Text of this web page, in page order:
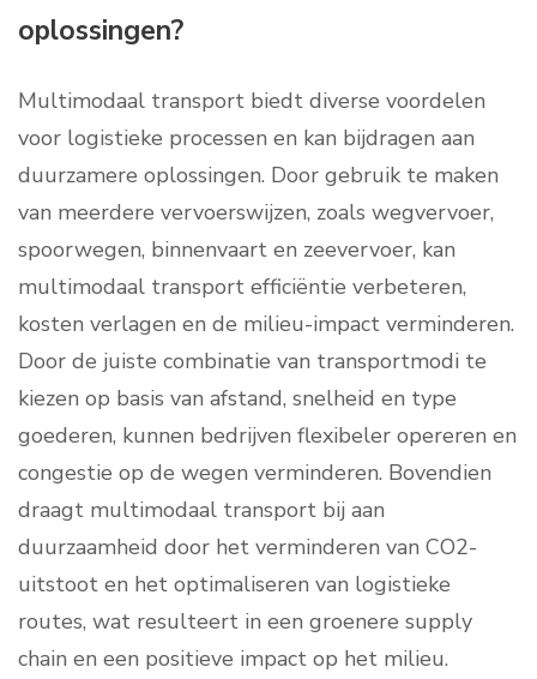
oplossingen?
Multimodaal transport biedt diverse voordelen
voor logistieke processen en kan bijdragen aan
duurzamere oplossingen. Door gebruik te maken
van meerdere vervoerswijzen, zoals wegvervoer,
spoorwegen, binnenvaart en zeevervoer, kan
multimodaal transport efficiëntie verbeteren,
kosten verlagen en de milieu-impact verminderen.
Door de juiste combinatie van transportmodi te
kiezen op basis van afstand, snelheid en type
goederen, kunnen bedrijven flexibeler opereren en
congestie op de wegen verminderen. Bovendien
draagt multimodaal transport bij aan
duurzaamheid door het verminderen van CO2-
uitstoot en het optimaliseren van logistieke
routes, wat resulteert in een groenere supply
chain en een positieve impact op het milieu.